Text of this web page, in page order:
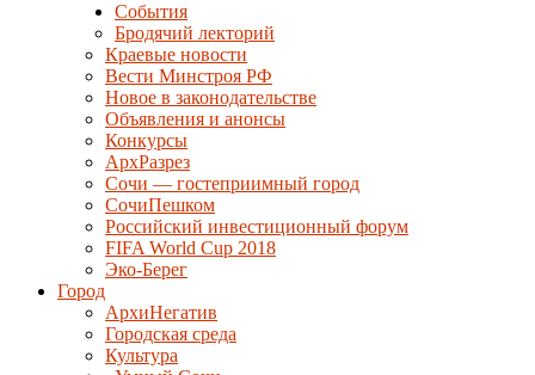
События
Бродячий лекторий
Краевые новости
Вести Минстроя РФ
Новое в законодательстве
Объявления и анонсы
Конкурсы
АрхРазрез
Сочи — гостеприимный город
СочиПешком
Российский инвестиционный форум
FIFA World Cup 2018
Эко-Берег
Город
АрхиНегатив
Городская среда
Культура